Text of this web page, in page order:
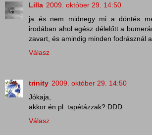
Lilla 2009. október 29. 14:50
ja és nem midnegy mi a döntés
irodában ahol egész délelőtt a
zavart, és amindig minden fodrásznál
Válasz
trinity 2009. október 29. 14:50
Jókaja,
akkor én pl. tapétázzak?:DDD
Válasz